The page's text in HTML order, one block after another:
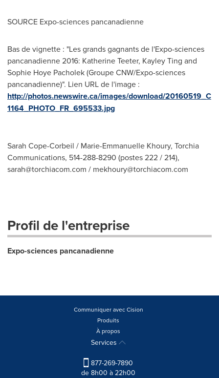
SOURCE Expo-sciences pancanadienne
Bas de vignette : "Les grands gagnants de l'Expo-sciences
pancanadienne 2016: Katherine Teeter, Kayley Ting and
Sophie Hoye Pacholek (Groupe CNW/Expo-sciences
pancanadienne)". Lien URL de l'image :
http://photos.newswire.ca/images/download/20160519_C
1164_PHOTO_FR_695533.jpg
Sarah Cope-Corbeil / Marie-Emmanuelle Khoury, Torchia
Communications, 514-288-8290 (postes 222 / 214),
sarah@torchiacom.com / mekhoury@torchiacom.com
Profil de l'entreprise
Expo-sciences pancanadienne
Communiquer avec Cision
Produits
À propos
Services
877-269-7890
de 8h00 à 22h00